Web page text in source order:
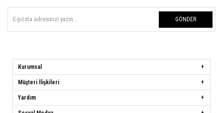
GÖNDER
Kurumsal
Müşteri İlişkileri
Yardım